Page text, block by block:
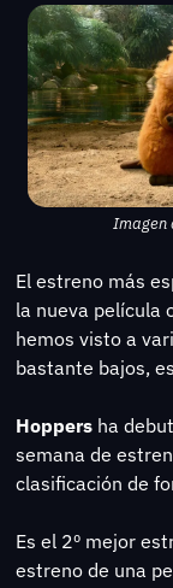
Imagen
El estreno más
la nueva película
hemos visto a
bastante bajos,
Hoppers ha
semana de
clasificación de
Es el 2º mejor
estreno de una